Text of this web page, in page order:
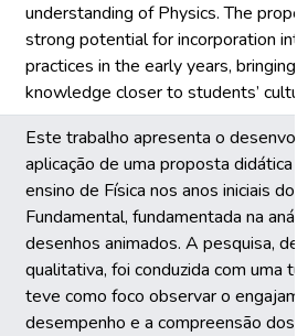
understanding of Physics. The
strong potential for incorporation
practices in the early years, bringing
knowledge closer to students’
Este trabalho apresenta o
aplicação de uma proposta didática
ensino de Física nos anos iniciais do
Fundamental, fundamentada na
desenhos animados. A pesquisa, de
qualitativa, foi conduzida com uma
teve como foco observar o
desempenho e a compreensão dos